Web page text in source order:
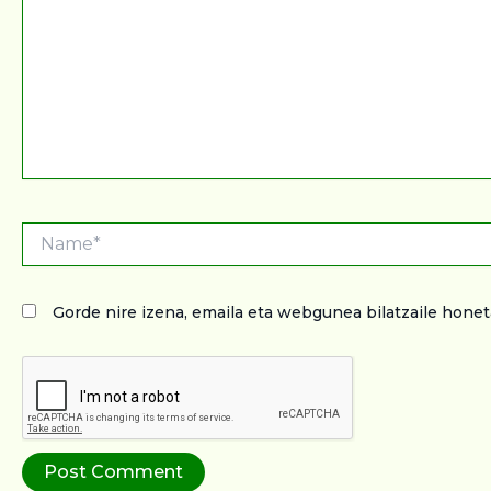
Name*
Gorde nire izena, emaila eta webgunea bilatzaile